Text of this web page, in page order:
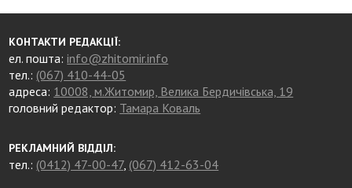
КОНТАКТИ РЕДАКЦІЇ:
ел. пошта:info@zhitomir.info
тел.: (067) 410-44-05
адреса: 10008, м.Житомир, Велика Бердичівська, 19
головний редактор: Тамара Коваль
РЕКЛАМНИЙ ВІДДІЛ:
тел.: (0412) 47-00-47, (067) 412-63-04